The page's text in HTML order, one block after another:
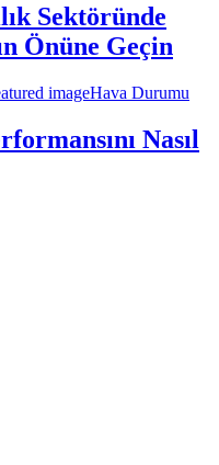
Sektöründe
Önüne Geçin
Hava Durumu
Nasıl